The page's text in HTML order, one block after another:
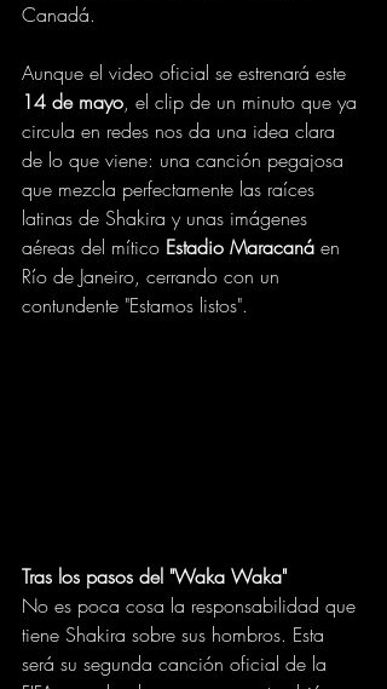
Canadá.
Aunque el video oficial se estrenará este
14 de mayo, el clip de un minuto que ya
circula en redes nos da una idea clara
de lo que viene: una canción pegajosa
que mezcla perfectamente las raíces
latinas de Shakira y unas imágenes
aéreas del mítico Estadio Maracaná en
Río de Janeiro, cerrando con un
contundente "Estamos listos".
Tras los pasos del "Waka Waka"
No es poca cosa la responsabilidad que
tiene Shakira sobre sus hombros. Esta
será su segunda canción oficial de la